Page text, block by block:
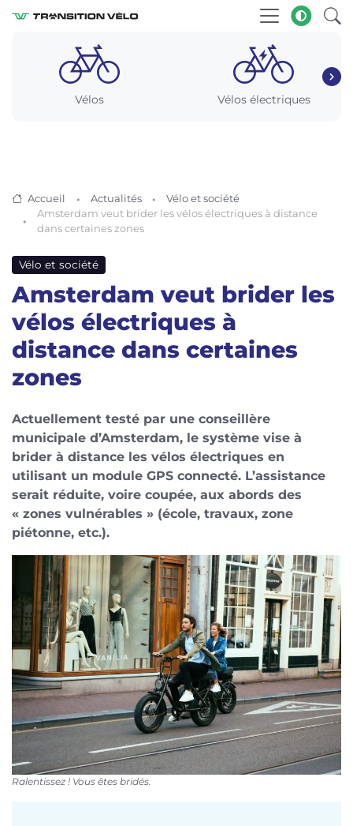
Vélos Vélos électriques
Accueil Actualités
Vélo et société
Amsterdam veut brider les vélos électriques à distance
dans certaines zones
Vélo et société
Amsterdam veut brider les
vélos électriques à
distance dans certaines
zones
Actuellement testé par une conseillère
municipale d’Amsterdam, le système vise à
brider à distance les vélos électriques en
utilisant un module GPS connecté. L’assistance
serait réduite, voire coupée, aux abords des
« zones vulnérables » (école, travaux, zone
piétonne, etc.).
Ralentissez ! Vous êtes bridés.